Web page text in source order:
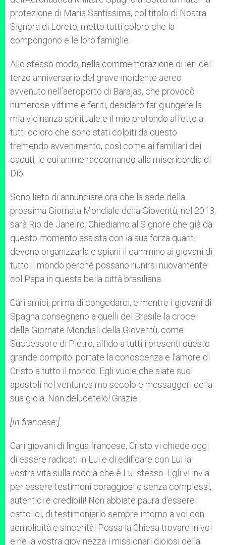
protezione di Maria Santissima, col titolo di Nostra
Signora di Loreto, metto tutti coloro che la
compongono e le loro famiglie.
Allo stesso modo, nella commemorazione di ieri del
terzo anniversario del grave incidente aereo
avvenuto nell’aeroporto di Barajas, che provocò
numerose vittime e feriti, desidero far giungere la
mia vicinanza spirituale e il mio profondo affetto a
tutti coloro che sono stati colpiti da questo
tremendo avvenimento, così come ai familiari dei
caduti, le cui anime raccomando alla misericordia di
Dio.
Sono lieto di annunciare ora che la sede della
prossima Giornata Mondiale della Gioventù, nel 2013,
sarà Rio de Janeiro. Chiediamo al Signore che già da
questo momento assista con la sua forza quanti
devono organizzarla e spiani il cammino ai giovani di
tutto il mondo perché possano riunirsi nuovamente
col Papa in questa bella città brasiliana.
Cari amici, prima di congedarci, e mentre i giovani di
Spagna consegnano a quelli del Brasile la croce
delle Giornate Mondiali della Gioventù, come
Successore di Pietro, affido a tutti i presenti questo
grande compito: portate la conoscenza e l’amore di
Cristo a tutto il mondo. Egli vuole che siate suoi
apostoli nel ventunesimo secolo e messaggeri della
sua gioia. Non deludetelo! Grazie.
[In francese:]
Cari giovani di lingua francese, Cristo vi chiede oggi
di essere radicati in Lui e di edificare con Lui la
vostra vita sulla roccia che è Lui stesso. Egli vi invia
per essere testimoni coraggiosi e senza complessi,
autentici e credibili! Non abbiate paura d’essere
cattolici, di testimoniarlo sempre intorno a voi con
semplicità e sincerità! Possa la Chiesa trovare in voi
e nella vostra giovinezza i missionari gioiosi della